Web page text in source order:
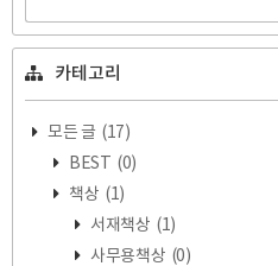
카테고리
모든 글 (17)
BEST (0)
책상 (1)
서재책상 (1)
사무용책상 (0)